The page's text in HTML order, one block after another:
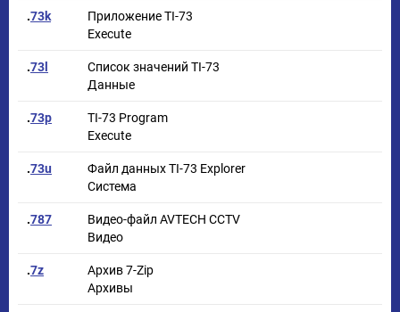
.73k
Приложение TI-73
Execute
.73l
Список значений TI-73
Данные
.73p
TI-73 Program
Execute
.73u
Файл данных TI-73 Explorer
Система
.787
Видео-файл AVTECH CCTV
Видео
.7z
Архив 7-Zip
Архивы